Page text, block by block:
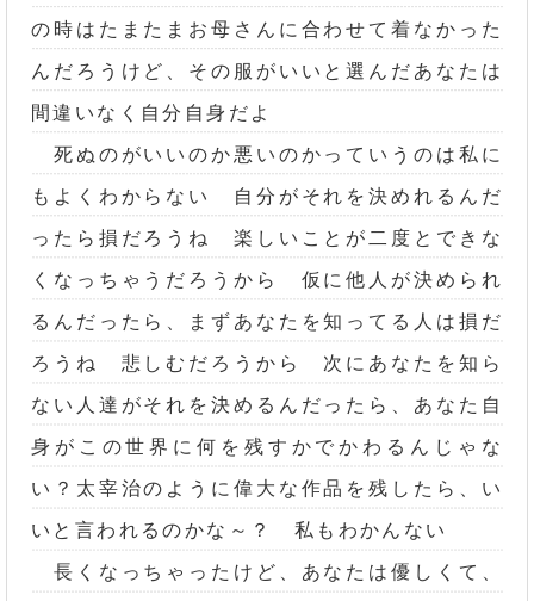
の時はたまたまお母さんに合わせて着なかった
んだろうけど、その服がいいと選んだあなたは
間違いなく自分自身だよ
死ぬのがいいのか悪いのかっていうのは私に
もよくわからない 自分がそれを決めれるんだ
ったら損だろうね 楽しいことが二度とできな
くなっちゃうだろうから 仮に他人が決められ
るんだったら、まずあなたを知ってる人は損だ
ろうね 悲しむだろうから 次にあなたを知ら
ない人達がそれを決めるんだったら、あなた自
身がこの世界に何を残すかでかわるんじゃな
い？太宰治のように偉大な作品を残したら、い
いと言われるのかな～？ 私もわかんない
長くなっちゃったけど、あなたは優しくて、